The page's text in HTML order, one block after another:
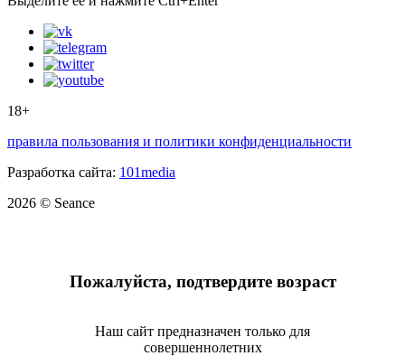
18+
правила пользования и политики конфиденциальности
Разработка сайта: 101media
2026 © Seance
Пожалуйста, подтвердите возраст
Наш сайт предназначен только для
совершеннолетних